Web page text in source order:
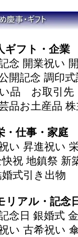
ギフト・企業
念 開業祝い
開記念 調印
品 お取引先
品お土産品
・仕事・家庭
い 昇進祝い
祝 地鎮祭 新
式引き出物
リアル・記念
念日 銀婚式
い 古希祝い